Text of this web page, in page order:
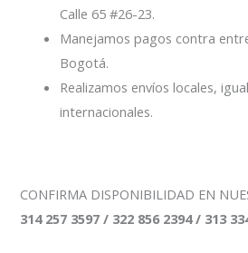
Calle 65 #26-23.
Manejamos pagos contra
Bogotá.
Realizamos envíos locales,
internacionales.
CONFIRMA DISPONIBILIDAD EN
314 257 3597 / 322 856 2394 / 313